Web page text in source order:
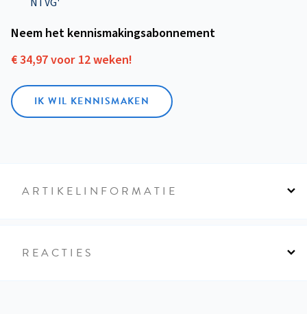
Neem het kennismakings­abonnement
€ 34,97 voor 12 weken!
IK WIL KENNISMAKEN
ARTIKELINFORMATIE
REACTIES